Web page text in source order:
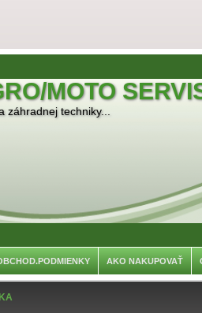
MOTO
techniky...
AKO NAKUPOVAŤ